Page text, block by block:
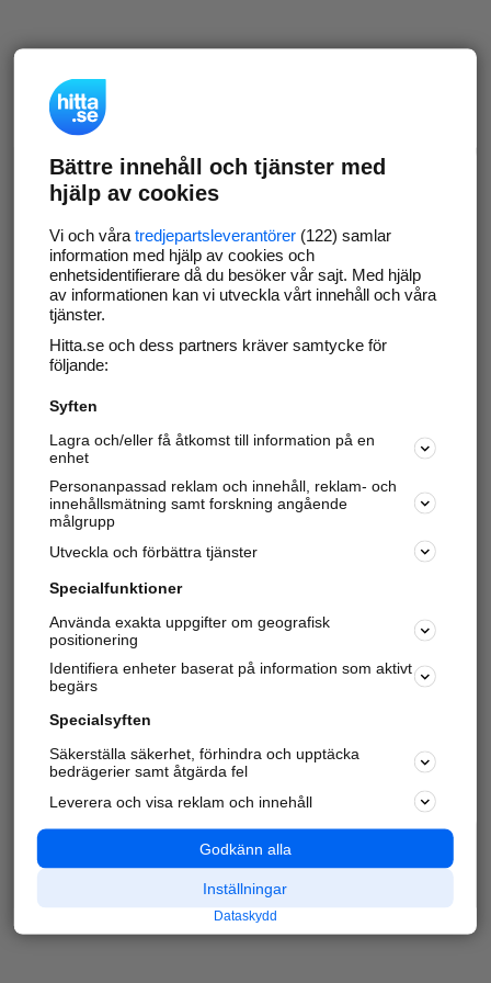
Bättre innehåll och tjänster med
hjälp av cookies
Vi och våra tredjepartsleverantörer(122) samlar
information med hjälp av cookies och
enhetsidentifierare då du besöker vår sajt. Med hjälp
av informationen kan vi utveckla vårt innehåll och våra
tjänster.
Hitta.se och dess partners kräver samtycke för
följande:
Syften
Lagra och/eller få åtkomst till information på en
enhet
Personanpassad reklam och innehåll, reklam- och
innehållsmätning samt forskning angående
målgrupp
Utveckla och förbättra tjänster
Specialfunktioner
Använda exakta uppgifter om geografisk
positionering
Identifiera enheter baserat på information som aktivt
begärs
Specialsyften
Säkerställa säkerhet, förhindra och upptäcka
bedrägerier samt åtgärda fel
Leverera och visa reklam och innehåll
Godkänn alla
Inställningar
Dataskydd